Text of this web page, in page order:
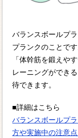
バランスボールプ
プランクのことで
「体幹筋を鍛えや
レーニングができ
待できます。
■詳細はこちら
バランスボールプ
方や実施中の注意